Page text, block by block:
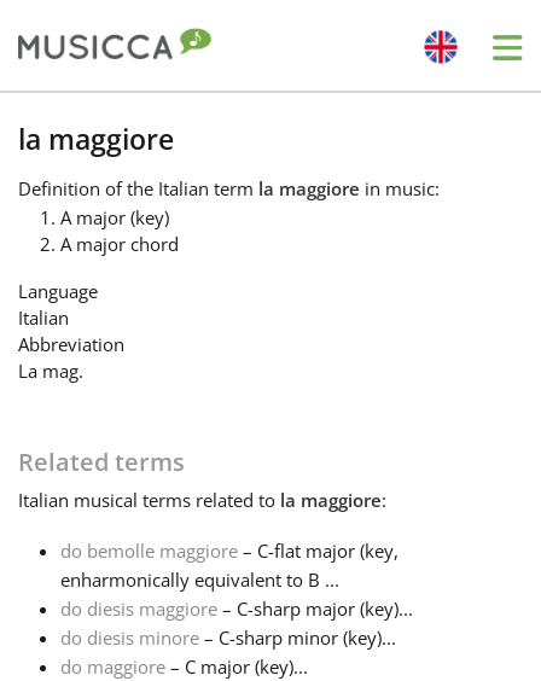
Bahasa Indonesia
Български
Deutsch
Español
Français
한국어
la maggiore
Definition of the Italian term la maggiore in music:
A major (key)
A major chord
Language
Italian
Abbreviation
La mag.
Related terms
Italian musical terms related to la maggiore:
do bemolle maggiore – C-flat major (key,
enharmonically equivalent to B ...
do diesis maggiore – C-sharp major (key)...
do diesis minore – C-sharp minor (key)...
do maggiore – C major (key)...